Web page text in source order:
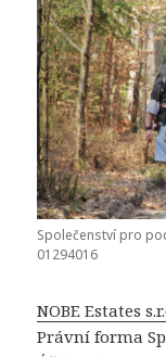
Společenství pro
01294016
NOBE Estates
Právní forma